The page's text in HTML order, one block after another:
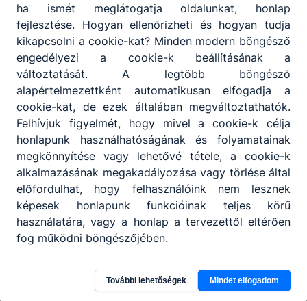
Partnereink
ha ismét meglátogatja oldalunkat, honlap
fejlesztése. Hogyan ellenőrizheti és hogyan tudja
kikapcsolni a cookie-kat? Minden modern böngésző
engedélyezi a cookie-k beállításának a
változtatását. A legtöbb böngésző
alapértelmezettként automatikusan elfogadja a
cookie-kat, de ezek általában megváltoztathatók.
Felhívjuk figyelmét, hogy mivel a cookie-k célja
honlapunk használhatóságának és folyamatainak
megkönnyítése vagy lehetővé tétele, a cookie-k
alkalmazásának megakadályozása vagy törlése által
előfordulhat, hogy felhasználóink nem lesznek
képesek honlapunk funkcióinak teljes körű
használatára, vagy a honlap a tervezettől eltérően
fog működni böngészőjében.
További lehetőségek Mindet elfogadom